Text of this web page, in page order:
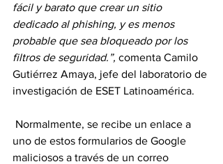
fácil y barato que crear un sitio
dedicado al phishing, y es menos
probable que sea bloqueado por los
filtros de seguridad.”, comenta Camilo
Gutiérrez Amaya, jefe del laboratorio de
investigación de ESET Latinoamérica.
uno de estos formularios de Google
maliciosos a través de un correo